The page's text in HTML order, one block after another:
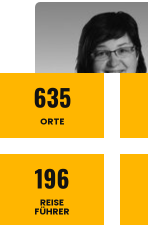
635
ORTE
196
REISE
FÜHRER